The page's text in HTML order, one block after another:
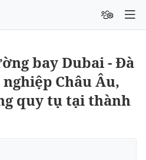
bay Dubai - Đà
Châu Âu,
quy tụ tại thành